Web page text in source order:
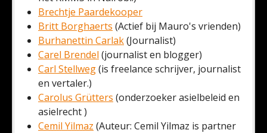
Brechtje Paardekooper
Britt Borghaerts (Actief bij Mauro's vrienden)
Burhanettin Carlak(Journalist)
Carel Brendel (journalist en blogger)
Carl Stellweg(is freelance schrijver, journalist
en vertaler.)
Carolus Grütters (onderzoeker asielbeleid en
asielrecht )
Cemil Yilmaz (Auteur: Cemil Yilmaz is partner